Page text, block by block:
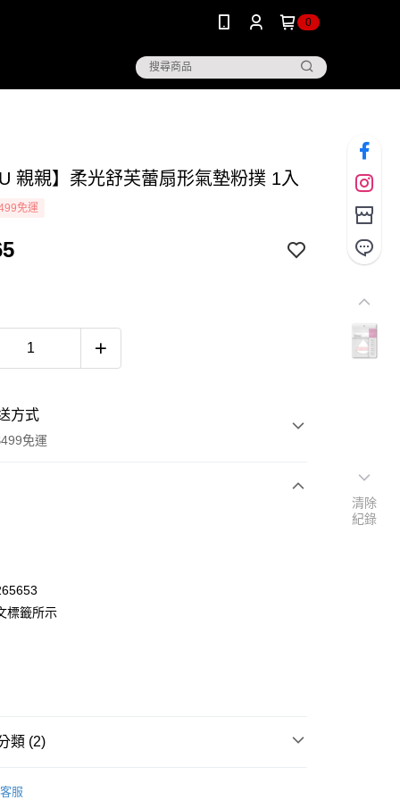
0
親親】柔光舒芙蕾扇形氣墊粉撲 1入
免運
方式
免運
款
標籤所示
類 (2)
客服
清除
紀錄